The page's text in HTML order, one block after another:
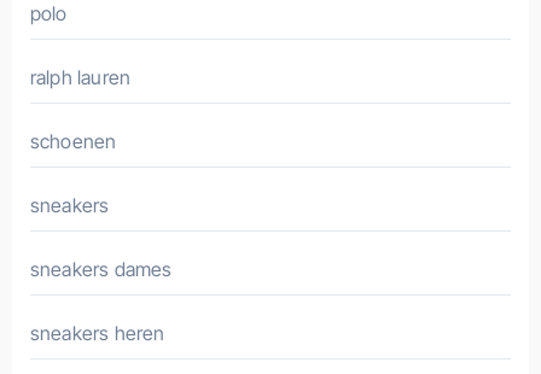
polo
ralph lauren
schoenen
sneakers
sneakers dames
sneakers heren